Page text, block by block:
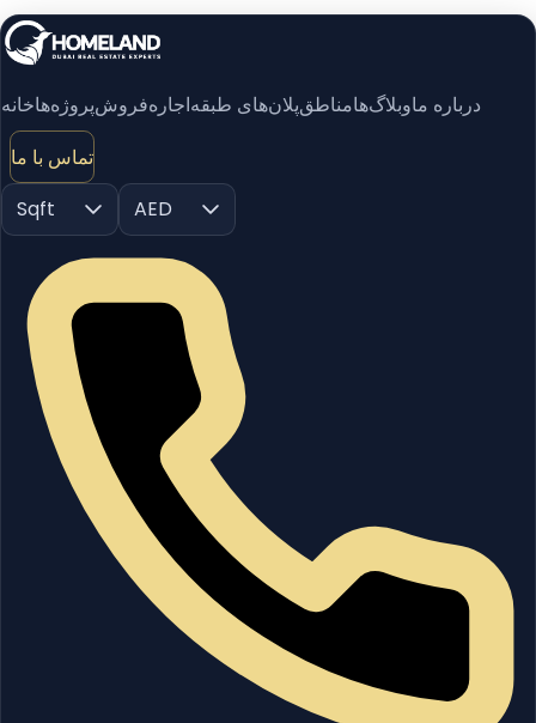
خانهپروژه‌هافروشاجارهپلان‌های طبقهمناطقوبلاگ‌هادرباره ما
تماس با ما
Sqft
AED